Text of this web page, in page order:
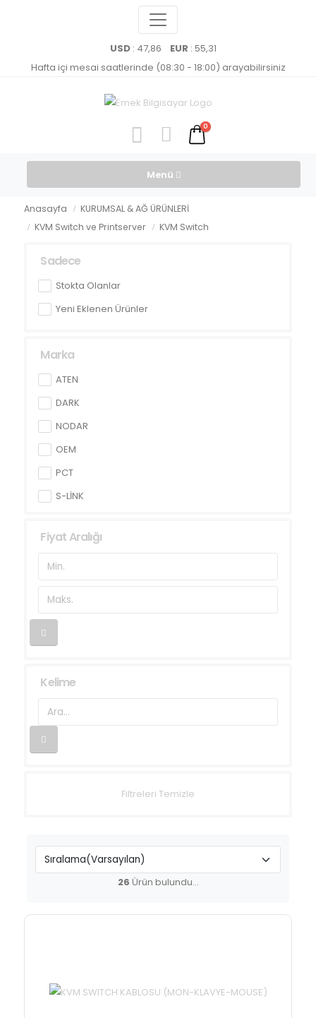
USD : 47,86 EUR : 55,31
Hafta içi mesai saatlerinde (08:30 - 18:00) arayabilirsiniz
0
Menü
Anasayfa
KURUMSAL & AĞ ÜRÜNLERİ
KVM Switch ve Printserver
KVM Switch
Sadece
Stokta Olanlar
Yeni Eklenen Ürünler
Marka
ATEN
DARK
NODAR
OEM
PCT
S-LİNK
Fiyat Aralığı
Kelime
Filtreleri Temizle
26 Ürün bulundu...